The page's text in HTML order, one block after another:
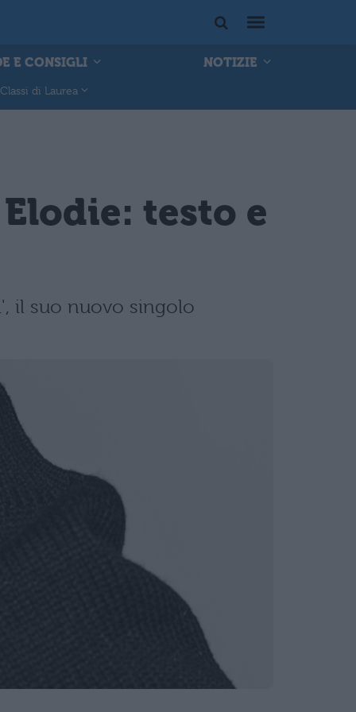
E CONSIGLI NOTIZIE
Classi di Laurea
testo e
il suo nuovo singolo